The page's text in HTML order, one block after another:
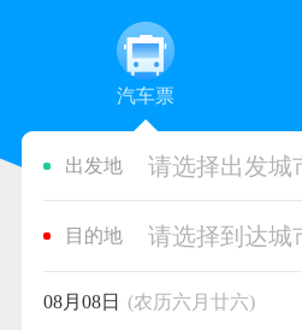
汽车票
出发地 请选择出发城
目的地 请选择到达城
08月08日 (农历六月廿六)